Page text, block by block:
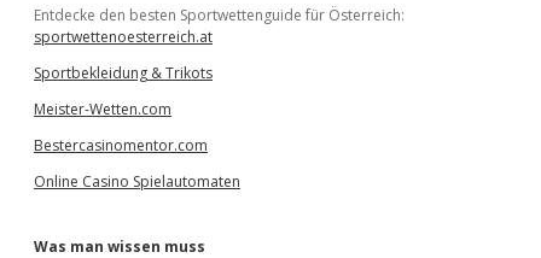
Entdecke den besten Sportwettenguide für Österreich:
sportwettenoesterreich.at
Sportbekleidung & Trikots
Meister-Wetten.com
Bestercasinomentor.com
Online Casino Spielautomaten
Was man wissen muss